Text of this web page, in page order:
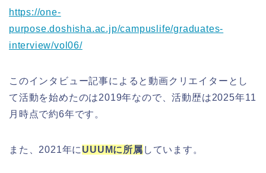
https://one-
purpose.doshisha.ac.jp/campuslife/graduates-
interview/vol06/
このインタビュー記事によると動画クリエイターとし
て活動を始めたのは2019年なので、活動歴は2025年11
月時点で約6年です。
また、2021年に UUUMに所属 しています。